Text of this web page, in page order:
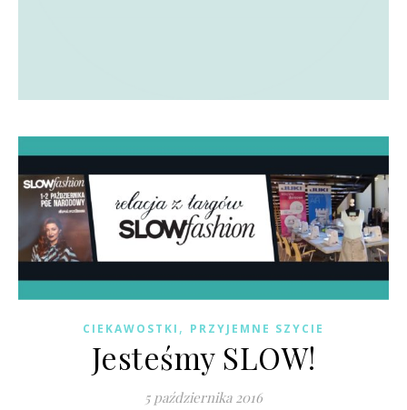
CIEKAWOSTKI , PRZYJEMNE SZYCIE
Jesteśmy SLOW!
5 października 2016